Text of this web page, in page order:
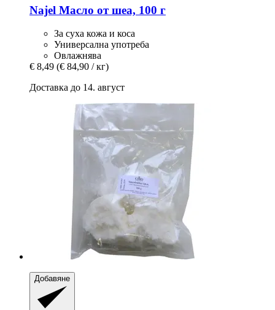
Najel Масло от шеа, 100 г
За суха кожа и коса
Универсална употреба
Овлажнява
€ 8,49 (€ 84,90 / кг)
Доставка до 14. август
Добавяне